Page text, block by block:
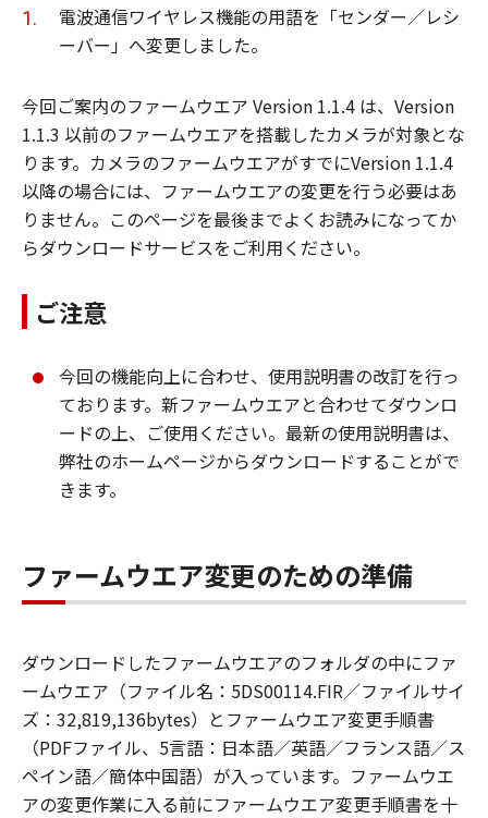
電波通信ワイヤレス機能の用語を「センダー／レシ
ーバー」へ変更しました。
今回ご案内のファームウエア Version 1.1.4 は、Version
1.1.3 以前のファームウエアを搭載したカメラが対象とな
ります。カメラのファームウエアがすでにVersion 1.1.4
以降の場合には、ファームウエアの変更を行う必要はあ
りません。このページを最後までよくお読みになってか
らダウンロードサービスをご利用ください。
ご注意
今回の機能向上に合わせ、使用説明書の改訂を行っ
ております。新ファームウエアと合わせてダウンロ
ードの上、ご使用ください。最新の使用説明書は、
弊社のホームページからダウンロードすることがで
きます。
ファームウエア変更のための準備
ダウンロードしたファームウエアのフォルダの中にファ
ームウエア（ファイル名：5DS00114.FIR／ファイルサイ
ズ：32,819,136bytes）とファームウエア変更手順書
（PDFファイル、5言語：日本語／英語／フランス語／ス
ペイン語／簡体中国語）が入っています。ファームウエ
アの変更作業に入る前にファームウエア変更手順書を十